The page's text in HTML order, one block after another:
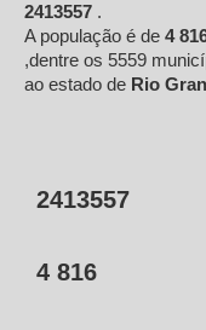
2413557 .
A população é de 4
,dentre os 5559
ao estado de Rio
2413557
4 816